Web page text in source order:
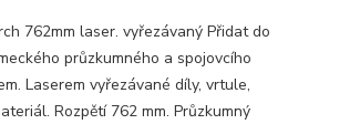
762mm laser. vyřezávaný Přidat do
průzkumného a spojovcího
Laserem vyřezávané díly, vrtule,
Rozpětí 762 mm. Průzkumný